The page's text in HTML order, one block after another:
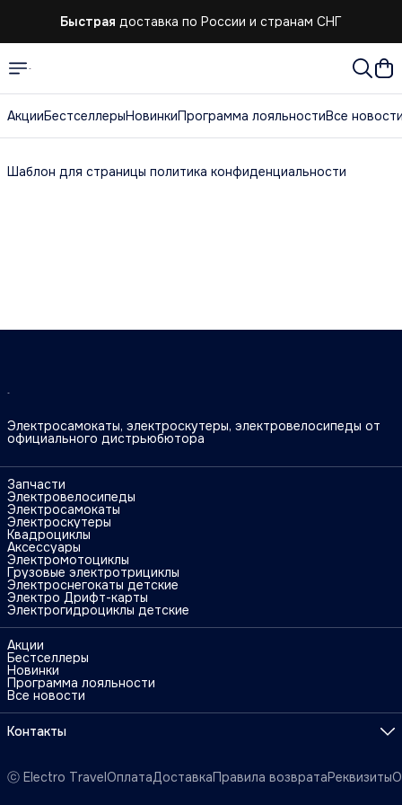
Быстрая доставка по России и странам СНГ
АкцииБестселлерыНовинкиПрограмма лояльностиВсе
Шаблон для страницы политика конфиденциальности
Электросамокаты, электроскутеры, электровелосипеды от
официального дистрьюбютора
Запчасти
Электровелосипеды
Электросамокаты
Электроскутеры
Квадроциклы
Аксессуары
Электромотоциклы
Грузовые электротрициклы
Электроснегокаты детские
Электро Дрифт-карты
Электрогидроциклы детские
Акции
Бестселлеры
Новинки
Программа лояльности
Все новости
Контакты
Телефон
ⓒ Electro TravelОплатаДоставкаПравила возвратаРеквизиты